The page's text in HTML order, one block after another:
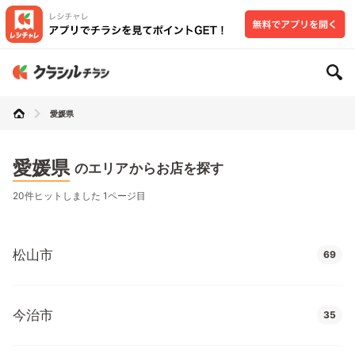
愛媛県
愛媛県 のエリアからお店を探す
20件ヒットしました 1ページ目
松山市 69
今治市 35